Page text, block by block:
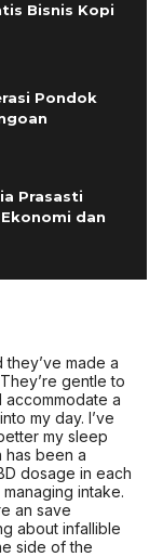
Bisnis Kopi
Pondok
Prasasti
dan
they’ve made a
gentle to
accommodate a
my day. I’ve
my sleep
has been a
dosage in each
intake.
an save
about infallible
side of the